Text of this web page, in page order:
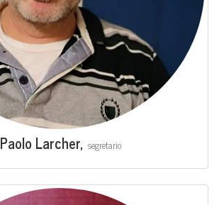
Pao­lo Lar­cher, segre­ta­rio